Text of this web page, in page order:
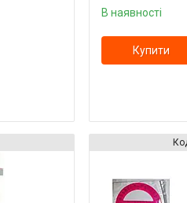
В наявності
Купити